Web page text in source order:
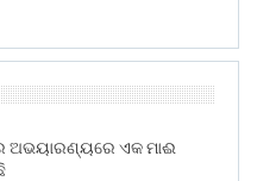
ଅଭୟାରଣ୍ୟରେ ଏକ ମାଈ